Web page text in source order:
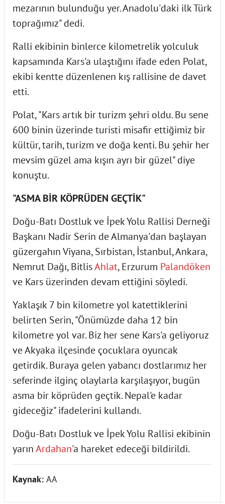
mezarının bulunduğu yer. Anadolu'daki ilk Türk
toprağımız" dedi.
Ralli ekibinin binlerce kilometrelik yolculuk
kapsamında Kars'a ulaştığını ifade eden Polat,
ekibi kentte düzenlenen kış rallisine de davet
etti.
Polat, "Kars artık bir turizm şehri oldu. Bu sene
600 binin üzerinde turisti misafir ettiğimiz bir
kültür, tarih, turizm ve doğa kenti. Bu şehir her
mevsim güzel ama kışın ayrı bir güzel" diye
konuştu.
"ASMA BİR KÖPRÜDEN GEÇTİK"
Doğu-Batı Dostluk ve İpek Yolu Rallisi Derneği
Başkanı Nadir Serin de Almanya'dan başlayan
güzergahın Viyana, Sırbistan, İstanbul, Ankara,
Nemrut Dağı, BitlisAhlat, Erzurum Palandöken
ve Kars üzerinden devam ettiğini söyledi.
Yaklaşık 7 bin kilometre yol katettiklerini
belirten Serin, "Önümüzde daha 12 bin
kilometre yol var. Biz her sene Kars'a geliyoruz
ve Akyaka ilçesinde çocuklara oyuncak
getirdik. Buraya gelen yabancı dostlarımız her
seferinde ilginç olaylarla karşılaşıyor, bugün
asma bir köprüden geçtik. Nepal'e kadar
gideceğiz" ifadelerini kullandı.
Doğu-Batı Dostluk ve İpek Yolu Rallisi ekibinin
yarınArdahan'a hareket edeceği bildirildi.
Kaynak: AA